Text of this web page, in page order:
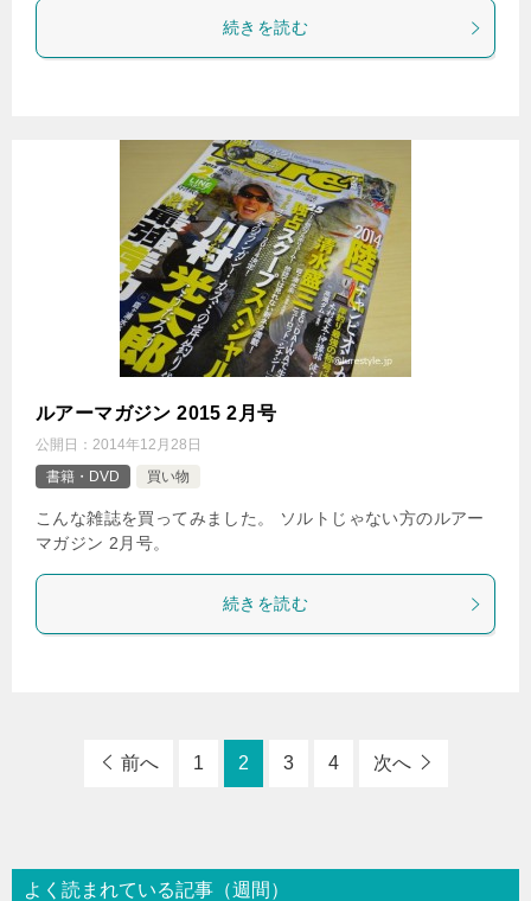
続きを読む
ルアーマガジン 2015 2月号
公開日： 2014年12月28日
書籍・DVD
買い物
こんな雑誌を買ってみました。 ソルトじゃない方のルアー
マガジン 2月号。
続きを読む
前へ 1 2 3 4 次へ
よく読まれている記事（週間）